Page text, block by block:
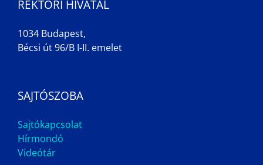
REKTORI HIVATAL
1034 Budapest,
Bécsi út 96/B I-II. emelet
SAJTÓSZOBA
Sajtókapcsolat
Hírmondó
Videótár